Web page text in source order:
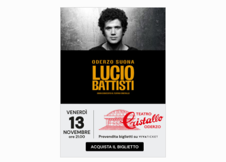
Data uscita:
Genere:
Concerto